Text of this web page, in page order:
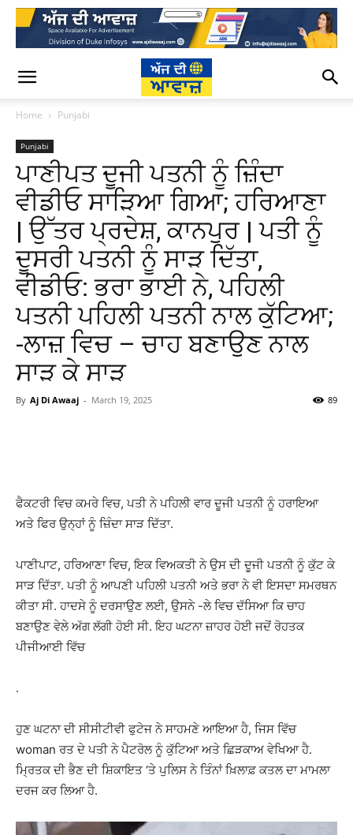
Home Punjabi
Punjabi
ਪਾਣੀਪਤ ਦੂਜੀ ਪਤਨੀ ਨੂੰ ਜ਼ਿੰਦਾ
ਵੀਡੀਓ ਸਾੜਿਆ ਗਿਆ; ਹਰਿਆਣਾ
| ਉੱਤਰ ਪ੍ਰਦੇਸ਼, ਕਾਨਪੁਰ | ਪਤੀ ਨੂੰ
ਦੂਸਰੀ ਪਤਨੀ ਨੂੰ ਸਾੜ ਦਿੱਤਾ,
ਵੀਡੀਓ: ਭਰਾ ਭਾਈ ਨੇ, ਪਹਿਲੀ
ਪਤਨੀ ਪਹਿਲੀ ਪਤਨੀ ਨਾਲ ਕੁੱਟਿਆ;
-ਲਾਜ਼ ਵਿਚ – ਚਾਹ ਬਣਾਉਣ ਨਾਲ
ਸਾੜ ਕੇ ਸਾੜ
By Aj Di Awaaj - March 19, 2025 89
ਫੈਕਟਰੀ ਵਿਚ ਕਮਰੇ ਵਿਚ, ਪਤੀ ਨੇ ਪਹਿਲੀ ਵਾਰ ਦੂਜੀ ਪਤਨੀ ਨੂੰ ਹਰਾਇਆ
ਅਤੇ ਫਿਰ ਉਨ੍ਹਾਂ ਨੂੰ ਜ਼ਿੰਦਾ ਸਾੜ ਦਿੱਤਾ.
ਪਾਣੀਪਾਟ, ਹਰਿਆਣਾ ਵਿਚ, ਇਕ ਵਿਅਕਤੀ ਨੇ ਉਸ ਦੀ ਦੂਜੀ ਪਤਨੀ ਨੂੰ ਕੁੱਟ ਕੇ
ਸਾੜ ਦਿੱਤਾ. ਪਤੀ ਨੂੰ ਆਪਣੀ ਪਹਿਲੀ ਪਤਨੀ ਅਤੇ ਭਰਾ ਨੇ ਵੀ ਇਸਦਾ ਸਮਰਥਨ
ਕੀਤਾ ਸੀ. ਹਾਦਸੇ ਨੂੰ ਦਰਸਾਉਣ ਲਈ, ਉਸਨੇ -ਲੇ ਵਿਚ ਦੱਸਿਆ ਕਿ ਚਾਹ
ਬਣਾਉਣ ਵੇਲੇ ਅੱਗ ਲੱਗੀ ਹੋਈ ਸੀ. ਇਹ ਘਟਨਾ ਜ਼ਾਹਰ ਹੋਈ ਜਦੋਂ ਰੋਹਤਕ
ਪੀਜੀਆਈ ਵਿੱਚ
.
ਹੁਣ ਘਟਨਾ ਦੀ ਸੀਸੀਟੀਵੀ ਫੁਟੇਜ ਨੇ ਸਾਹਮਣੇ ਆਇਆ ਹੈ, ਜਿਸ ਵਿੱਚ
woman ਰਤ ਦੇ ਪਤੀ ਨੇ ਪੈਟਰੋਲ ਨੂੰ ਕੁੱਟਿਆ ਅਤੇ ਛਿੜਕਾਅ ਵੇਖਿਆ ਹੈ.
ਮ੍ਰਿਤਕ ਦੀ ਭੈਣ ਦੀ ਸ਼ਿਕਾਇਤ ‘ਤੇ ਪੁਲਿਸ ਨੇ ਤਿੰਨਾਂ ਖ਼ਿਲਾਫ਼ ਕਤਲ ਦਾ ਮਾਮਲਾ
ਦਰਜ ਕਰ ਲਿਆ ਹੈ.